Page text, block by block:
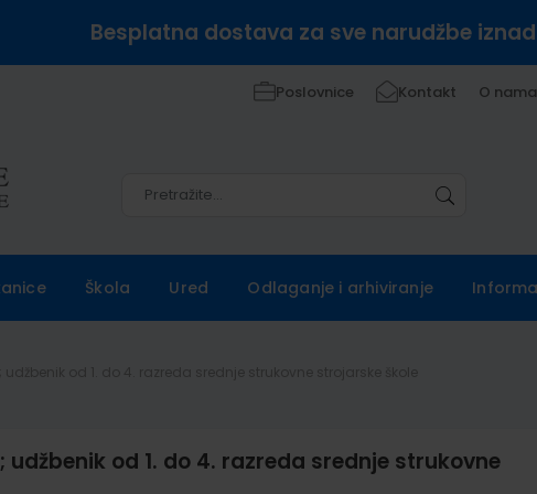
Besplatna dostava za sve narudžbe
Poslovnice Kontakt O nama
Škola Ured Odlaganje i arhiviranje
udžbenik od 1. do 4. razreda srednje strukovne